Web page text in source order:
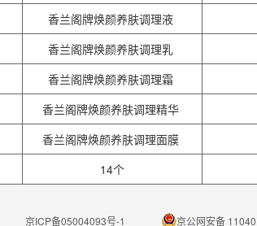
香兰阁牌焕颜养肤调理液
香兰阁牌焕颜养肤调理乳
香兰阁牌焕颜养肤调理霜
香兰阁牌焕颜养肤调理精华
香兰阁牌焕颜养肤调理面膜
14个
京ICP备05004093号-1 京公网安备